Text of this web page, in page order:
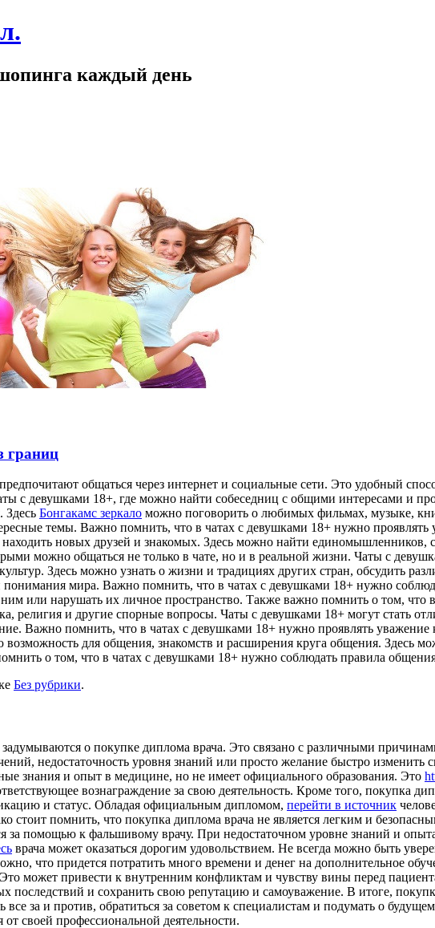
каждый день
границ
общаться через интернет и социальные сети. Это удобный
с девушками 18+, где можно найти собеседниц с общими интересами и
Здесь Бонгакамс зеркало можно поговорить о любимых фильмах, музыке,
темы. Важно помнить, что в чатах с девушками 18+ нужно
новых друзей и знакомых. Здесь можно найти
можно общаться не только в чате, но и в реальной жизни. Чаты с
Здесь можно узнать о жизни и традициях других стран, обсудить
мира. Важно помнить, что в чатах с девушками 18+ нужно
или нарушать их личное пространство. Также важно помнить о том, что
религия и другие спорные вопросы. Чаты с девушками 18+ могут стать
Важно помнить, что в чатах с девушками 18+ нужно проявлять
для общения, знакомств и расширения круга общения. Здесь
о том, что в чатах с девушками 18+ нужно соблюдать правила
Без рубрики.
о покупке диплома врача. Это связано с различными
недостаточность уровня знаний или просто желание быстро
знания и опыт в медицине, но не имеет официального образования. Это
вознаграждение за свою деятельность. Кроме того, покупка
и статус. Обладая официальным дипломом, перейти в источник
стоит помнить, что покупка диплома врача не является легким и
за помощью к фальшивому врачу. При недостаточном уровне знаний и
врача может оказаться дорогим удовольствием. Не всегда можно быть
что придется потратить много времени и денег на дополнительное
может привести к внутренним конфликтам и чувству вины перед
последствий и сохранить свою репутацию и самоуважение. В итоге,
за и против, обратиться за советом к специалистам и подумать о
своей профессиональной деятельности.